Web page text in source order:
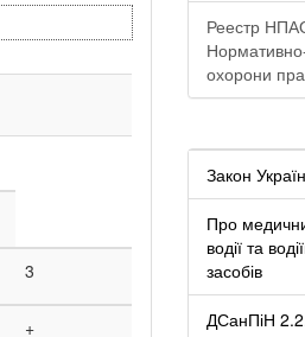
3
+
Реестр
охорони
Закон
Про
водії та
засобів
ДСанПіН